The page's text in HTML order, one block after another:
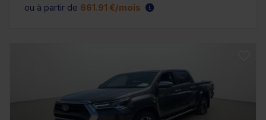
ou à partir de 661.91 €/mois